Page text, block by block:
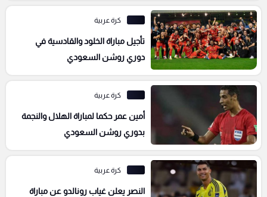
كرة عربية
تأجيل مباراة الخلود والقادسية في
دوري روشن السعودي
كرة عربية
أمين عمر حكما لمباراة الهلال والنجمة
بدوري روشن السعودي
كرة عربية
النصر يعلن غياب رونالدو عن مباراة